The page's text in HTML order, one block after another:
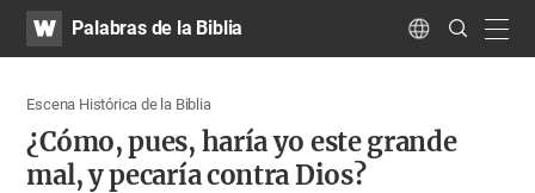
WATVPalabras de la Biblia Language
Search
Submit
Escena Histórica de la Biblia
¿Cómo, pues, haría yo este grande
mal, y pecaría contra Dios?